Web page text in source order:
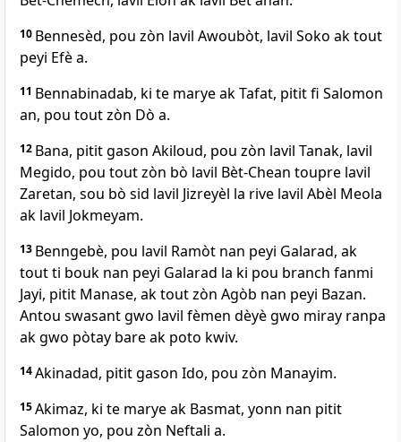
10 Bennesèd, pou zòn lavil Awoubòt, lavil Soko ak tout
peyi Efè a.
11 Bennabinadab, ki te marye ak Tafat, pitit fi Salomon
an, pou tout zòn Dò a.
12 Bana, pitit gason Akiloud, pou zòn lavil Tanak, lavil
Megido, pou tout zòn bò lavil Bèt-Chean toupre lavil
Zaretan, sou bò sid lavil Jizreyèl la rive lavil Abèl Meola
ak lavil Jokmeyam.
13 Benngebè, pou lavil Ramòt nan peyi Galarad, ak
tout ti bouk nan peyi Galarad la ki pou branch fanmi
Jayi, pitit Manase, ak tout zòn Agòb nan peyi Bazan.
Antou swasant gwo lavil fèmen dèyè gwo miray ranpa
ak gwo pòtay bare ak poto kwiv.
14Akinadad, pitit gason Ido, pou zòn Manayim.
15Akimaz, ki te marye ak Basmat, yonn nan pitit
Salomon yo, pou zòn Neftali a.